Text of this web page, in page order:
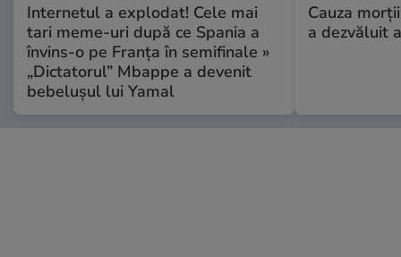
Internetul a explodat! Cele mai
tari meme-uri după ce Spania a
învins-o pe Franța în semifinale »
„Dictatorul” Mbappe a devenit
bebelușul lui Yamal
Cauza
a dezvăluit